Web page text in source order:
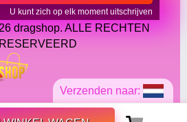
Verzenden naar:
U kunt zich op elk moment uitschrijven
dragshop. ALLE RECHTEN